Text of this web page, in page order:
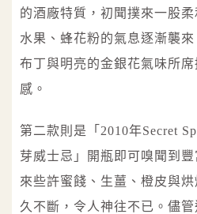
的酒廠特質，初聞撲來一股
水果、蜂花粉的氣息逐漸襲
布丁與明亮的金銀花氣味所
感。
第二款則是「2010年Secret
芽威士忌」開瓶即可嗅聞到
來些許蜜餞、生薑、橙皮與
久不斷，令人神往不已。儘